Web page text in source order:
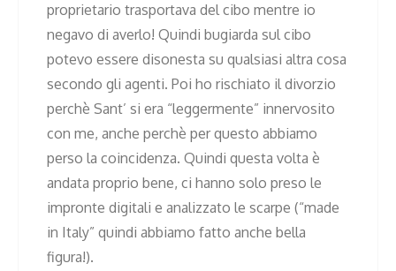
proprietario trasportava del cibo mentre io
negavo di averlo! Quindi bugiarda sul cibo
potevo essere disonesta su qualsiasi altra cosa
secondo gli agenti. Poi ho rischiato il divorzio
perchè Sant’ si era “leggermente” innervosito
con me, anche perchè per questo abbiamo
perso la coincidenza. Quindi questa volta è
andata proprio bene, ci hanno solo preso le
impronte digitali e analizzato le scarpe (“made
in Italy” quindi abbiamo fatto anche bella
figura!).